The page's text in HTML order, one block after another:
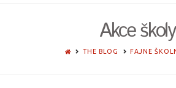
Akce školy
HOMETHE BLOG FAJNE